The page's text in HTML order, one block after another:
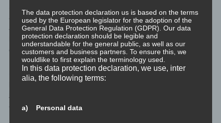
als Lernerfahrung anzunehmen. Und er versteht Carl Gustav
Jungs Zitat auf mehr als einer Ebene: „Kein Baum, so sagt man,
kann in den Himmel wachsen, ohne, dass seine Wurzeln bis in
die Hölle hinab reichen.“
So viel zu den drei Arten von Schülern auf dem Weg der
persönlichen Entwicklung. Wenn ihr euch die Ernährung der
Zusammenhänge auf den allerallerersten Blick sehen.
The data protection declaration us is based on the terms
used by the European legislator for the adoption of the
General Data Protection Regulation (GDPR). Our data
protection declaration should be legible and
understandable for the general public, as well as our
customers and business partners. To ensure this, we
wouldlike to first explain the terminology used.
In this data protection declaration, we use, inter
alia, the following terms:
a) Personal data